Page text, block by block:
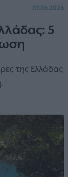
07.06.2026
5
της Ελλάδας